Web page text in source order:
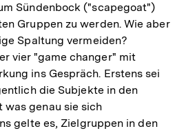
Sündenbock ("scapegoat")
Gruppen zu werden. Wie aber
Spaltung vermeiden?
vier "game changer" mit
ins Gespräch. Erstens sei
die Subjekte in den
was genau sie sich
gelte es, Zielgruppen in den